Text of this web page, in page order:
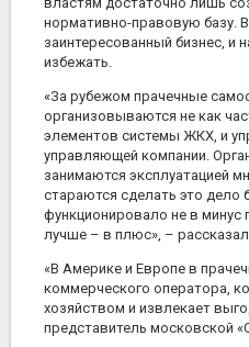
нормативно-правовую базу.
заинтересованный бизнес, и
избежать.
«За рубежом прачечные
организовываются не как
элементов системы ЖКХ, и
управляющей компании.
занимаются эксплуатацией
стараются сделать это
функционировало не в минус
лучше – в плюс», – рассказал
«В Америке и Европе в
коммерческого оператора,
хозяйством и извлекает
представитель московской